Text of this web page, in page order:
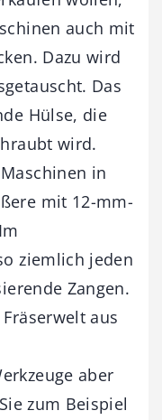
auch mit
Dazu wird
Das
Hülse, die
wird.
in
mit 12-mm-
ziemlich jeden
Zangen.
aus
aber
zum Beispiel